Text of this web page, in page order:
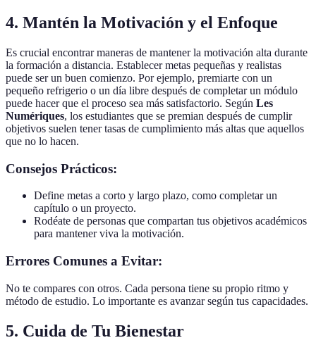
4. Mantén la Motivación y el Enfoque
Es crucial encontrar maneras de mantener la motivación alta durante
la formación a distancia. Establecer metas pequeñas y realistas
puede ser un buen comienzo. Por ejemplo, premiarte con un
pequeño refrigerio o un día libre después de completar un módulo
puede hacer que el proceso sea más satisfactorio. Según Les
Numériques, los estudiantes que se premian después de cumplir
objetivos suelen tener tasas de cumplimiento más altas que aquellos
que no lo hacen.
Consejos Prácticos:
Define metas a corto y largo plazo, como completar un
capítulo o un proyecto.
Rodéate de personas que compartan tus objetivos académicos
para mantener viva la motivación.
Errores Comunes a Evitar:
No te compares con otros. Cada persona tiene su propio ritmo y
método de estudio. Lo importante es avanzar según tus capacidades.
5. Cuida de Tu Bienestar